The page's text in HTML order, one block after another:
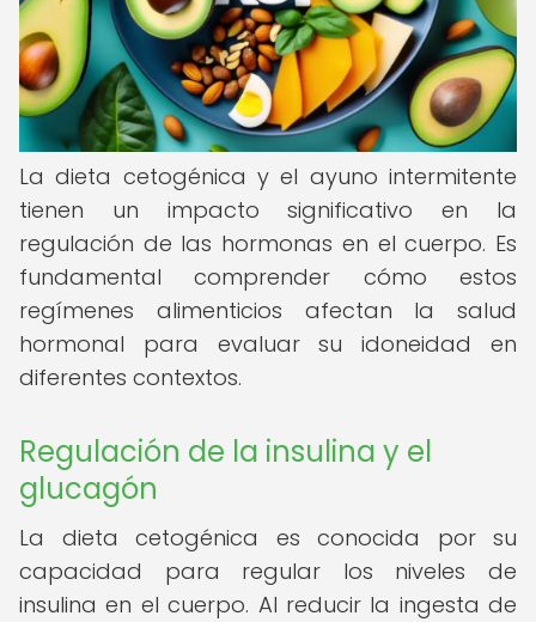
La dieta cetogénica y el ayuno intermitente
tienen un impacto significativo en la
regulación de las hormonas en el cuerpo. Es
fundamental comprender cómo estos
regímenes alimenticios afectan la salud
hormonal para evaluar su idoneidad en
diferentes contextos.
Regulación de la insulina y el
glucagón
La dieta cetogénica es conocida por su
capacidad para regular los niveles de
insulina en el cuerpo. Al reducir la ingesta de